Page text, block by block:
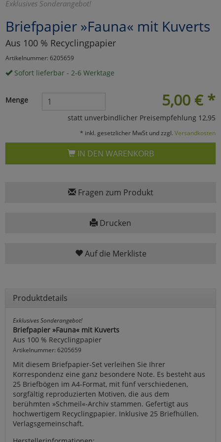
Exklusives Sonderangebot!
Briefpapier »Fauna« mit Kuverts
Aus 100 % Recyclingpapier
Artikelnummer: 6205659
Sofort lieferbar - 2-6 Werktage
5,00 € *
Menge
statt unverbindlicher Preisempfehlung 12,95
* inkl. gesetzlicher MwSt und zzgl. Versandkosten
IN DEN WARENKORB
Fragen zum Produkt
Drucken
Auf die Merkliste
Produktdetails
Exklusives Sonderangebot!
Briefpapier »Fauna« mit Kuverts
Aus 100 % Recyclingpapier
Artikelnummer: 6205659
Mit diesem Briefpapier-Set verleihen Sie Ihrer
Korrespondenz eine ganz besondere Note. Es besteht aus
25 Briefbögen im A4-Format, mit fünf verschiedenen,
sorgfältig reproduzierten Motiven, die aus dem
berühmten »Schmeil«-Archiv stammen. Gefertigt aus
hochwertigem Recyclingpapier. Inklusive 25 Briefhüllen.
Verlagsgemeinschaft.
Umfragetools